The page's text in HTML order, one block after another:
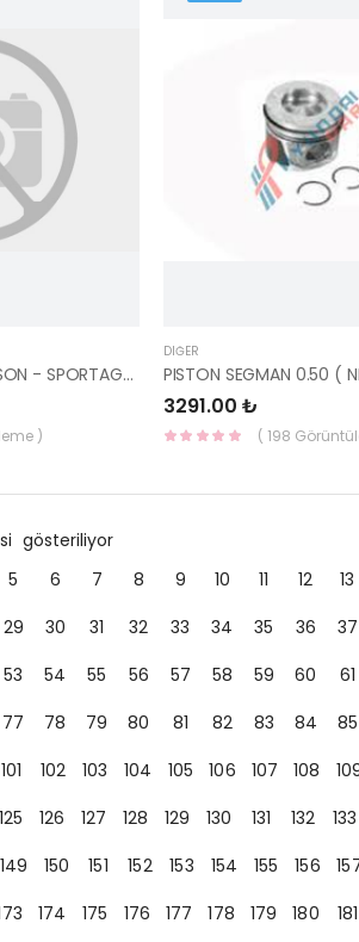
SU RADYATÖR FANI TUCSON - SPORTAGE 04-06 25380-2E250 -
)
DIĞER
3291.00 ₺
( 198
gösteriliyor
5 6 7 8 9 10 11 12 13
29 30 31 32 33 34 35 36 37
53 54 55 56 57 58 59 60 61
77 78 79 80 81 82 83 84 85
101 102 103 104 105 106 107 108
125 126 127 128 129 130 131 132 133
149 150 151 152 153 154 155 156
174 175 176 177 178 179 180 181